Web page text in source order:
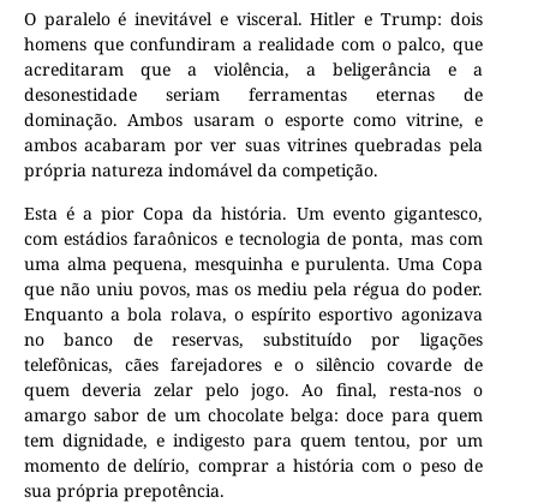
O paralelo é inevitável e visceral. Hitler e Trump: dois
homens que confundiram a realidade com o palco, que
acreditaram que a violência, a beligerância e a
desonestidade seriam ferramentas eternas de
dominação. Ambos usaram o esporte como vitrine, e
ambos acabaram por ver suas vitrines quebradas pela
própria natureza indomável da competição.
Esta é a pior Copa da história. Um evento gigantesco,
com estádios faraônicos e tecnologia de ponta, mas com
uma alma pequena, mesquinha e purulenta. Uma Copa
que não uniu povos, mas os mediu pela régua do poder.
Enquanto a bola rolava, o espírito esportivo agonizava
no banco de reservas, substituído por ligações
telefônicas, cães farejadores e o silêncio covarde de
quem deveria zelar pelo jogo. Ao final, resta-nos o
amargo sabor de um chocolate belga: doce para quem
tem dignidade, e indigesto para quem tentou, por um
momento de delírio, comprar a história com o peso de
sua própria prepotência.